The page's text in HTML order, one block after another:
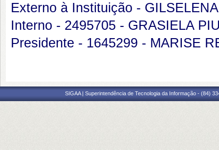
Externo à Instituição -
Interno - 2495705 - GRASIELA
Presidente - 1645299 - MARISE
SIGAA | Superintendência de Tecnologia da Informação - (84)